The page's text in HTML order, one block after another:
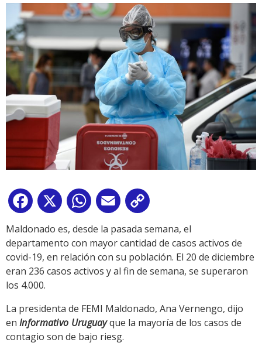
Facebook
X WhatsApp
Email
Link
Maldonado es, desde la pasada semana, el
departamento con mayor cantidad de casos activos de
covid-19, en relación con su población. El 20 de diciembre
eran 236 casos activos y al fin de semana, se superaron
los 4.000.
La presidenta de FEMI Maldonado, Ana Vernengo, dijo
en Informativo Uruguayque la mayoría de los casos de
contagio son de bajo riesg.